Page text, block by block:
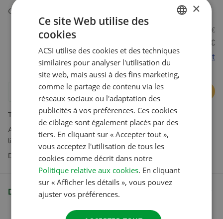
Convient pour Android 9 et supérieur, iOS 15.1 et supérieur.
27.95 €
25.95 €
Devenez membre et économisez maintenant
Ajouter au panier
TVA incluse. Hors frais d'expédition
Abonnements disponibles exclusivement dans notre boutique en
ligne
Des questions ? Notre service client est là pour vous aider
Description
ENGLISH
DANISH
×
Ce site Web utilise des
cookies
ACSI utilise des cookies et des techniques
similaires pour analyser l'utilisation du
site web, mais aussi à des fins marketing,
comme le partage de contenu via les
réseaux sociaux ou l'adaptation des
publicités à vos préférences. Ces cookies
de ciblage sont également placés par des
tiers. En cliquant sur « Accepter tout »,
vous acceptez l'utilisation de tous les
cookies comme décrit dans notre
Politique relative aux cookies. En cliquant
sur « Afficher les détails », vous pouvez
ajuster vos préférences.